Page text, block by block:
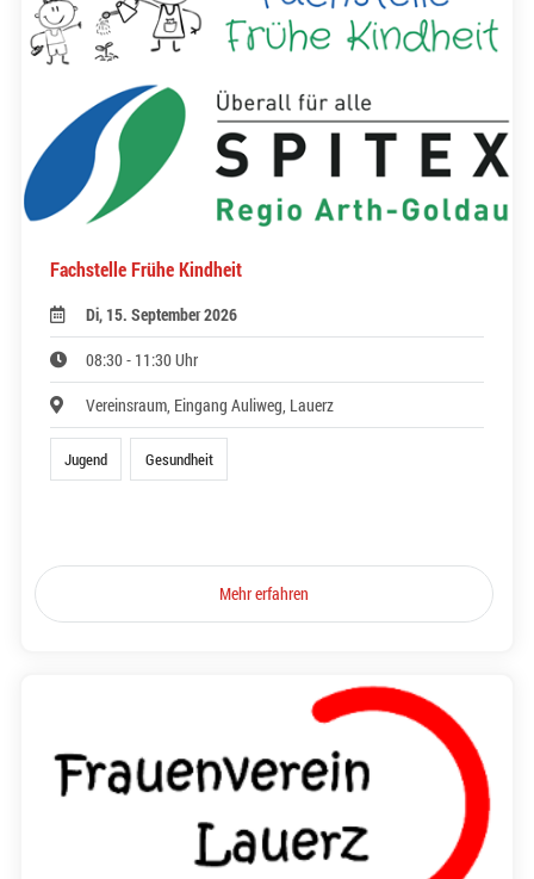
Fachstelle Frühe Kindheit
Di, 15. September 2026
08:30 - 11:30 Uhr
Vereinsraum, Eingang Auliweg, Lauerz
Jugend Gesundheit
Mehr erfahren